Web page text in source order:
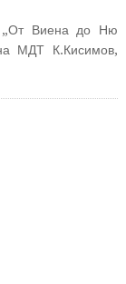
„От Виена до Ню
МДТ К.Кисимов,